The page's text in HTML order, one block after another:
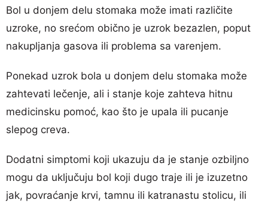
Bol u donjem delu stomaka može imati različite
uzroke, no srećom obično je uzrok bezazlen, poput
nakupljanja gasova ili problema sa varenjem.
Ponekad uzrok bola u donjem delu stomaka može
zahtevati lečenje, ali i stanje koje zahteva hitnu
medicinsku pomoć, kao što je upala ili pucanje
slepog creva.
Dodatni simptomi koji ukazuju da je stanje ozbiljno
mogu da uključuju bol koji dugo traje ili je izuzetno
jak, povraćanje krvi, tamnu ili katranastu stolicu, ili